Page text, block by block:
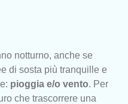
notturno, anche se
di sosta più tranquille e
pioggia e/o vento. Per
che trascorrere una